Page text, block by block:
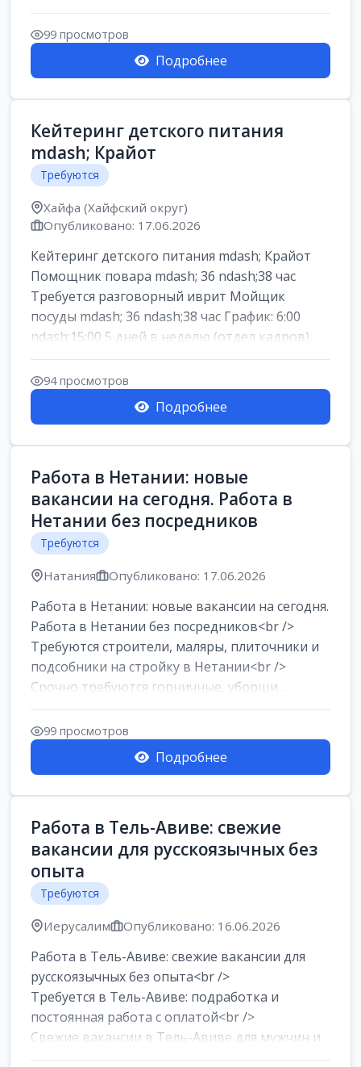
99 просмотров
Подробнее
Кейтеринг детского питания
mdash; Крайот
Требуются
Хайфа (Хайфский округ)
Опубликовано: 17.06.2026
Кейтеринг детского питания mdash; Крайот
Помощник повара mdash; 36 ndash;38 час
Требуется разговорный иврит Мойщик
посуды mdash; 36 ndash;38 час График: 6:00
ndash;15:00 5 дней в неделю (отдел кадров)...
94 просмотров
Подробнее
Работа в Нетании: новые
вакансии на сегодня. Работа в
Нетании без посредников
Требуются
Натания Опубликовано: 17.06.2026
Работа в Нетании: новые вакансии на сегодня.
Работа в Нетании без посредников<br />
Требуются строители, маляры, плиточники и
подсобники на стройку в Нетании<br />
Срочно требуются горничные, уборщи...
99 просмотров
Подробнее
Работа в Тель-Авиве: свежие
вакансии для русскоязычных без
опыта
Требуются
Иерусалим Опубликовано: 16.06.2026
Работа в Тель-Авиве: свежие вакансии для
русскоязычных без опыта<br />
Требуется в Тель-Авиве: подработка и
постоянная работа с оплатой<br />
Свежие вакансии в Тель-Авиве для мужчин и
женщин от хозя...